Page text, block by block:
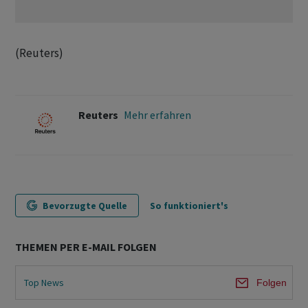
(Reuters)
Reuters Mehr erfahren
Bevorzugte Quelle So funktioniert's
THEMEN PER E-MAIL FOLGEN
Top News Folgen